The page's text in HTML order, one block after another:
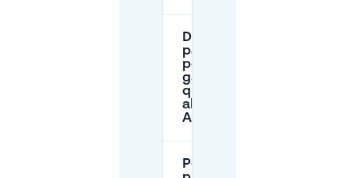
Dove posso
parcheggiare
per un posto
garantito
quando vado
al Café
Arnhem?
Posso